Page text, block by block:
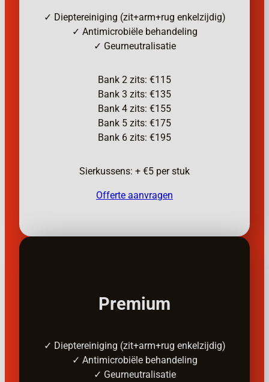
✓ Dieptereiniging (zit+arm+rug enkelzijdig)
✓ Antimicrobiële behandeling
✓ Geurneutralisatie
Bank 2 zits: €115
Bank 3 zits: €135
Bank 4 zits: €155
Bank 5 zits: €175
Bank 6 zits: €195
Sierkussens: + €5 per stuk
Offerte aanvragen
Premium
✓ Dieptereiniging (zit+arm+rug enkelzijdig)
✓ Antimicrobiële behandeling
✓ Geurneutralisatie